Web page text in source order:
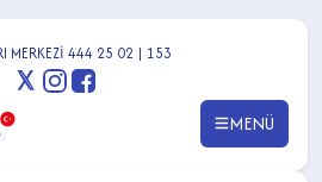
MERKEZİ 444 25 02 | 153
MENÜ